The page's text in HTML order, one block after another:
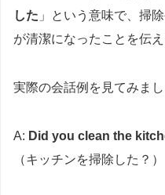
した 」という意味で、掃
が清潔になったことを伝
実際の会話例を見てみまし
A: Did you clean the
（キッチンを掃除した？）